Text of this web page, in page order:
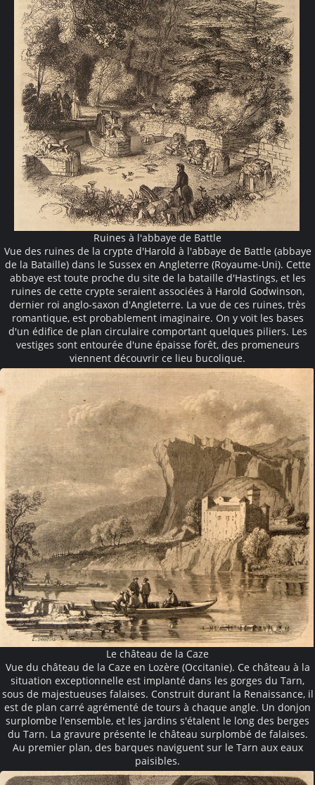
Ruines à l'abbaye de Battle
Vue des ruines de la crypte d'Harold à l'abbaye de Battle (abbaye
de la Bataille) dans le Sussex en Angleterre (Royaume-Uni). Cette
abbaye est toute proche du site de la bataille d'Hastings, et les
ruines de cette crypte seraient associées à Harold Godwinson,
dernier roi anglo-saxon d'Angleterre. La vue de ces ruines, très
romantique, est probablement imaginaire. On y voit les bases
d'un édifice de plan circulaire comportant quelques piliers. Les
vestiges sont entourée d'une épaisse forêt, des promeneurs
viennent découvrir ce lieu bucolique.
Le château de la Caze
Vue du château de la Caze en Lozère (Occitanie). Ce château à la
situation exceptionnelle est implanté dans les gorges du Tarn,
sous de majestueuses falaises. Construit durant la Renaissance, il
est de plan carré agrémenté de tours à chaque angle. Un donjon
surplombe l'ensemble, et les jardins s'étalent le long des berges
du Tarn. La gravure présente le château surplombé de falaises.
Au premier plan, des barques naviguent sur le Tarn aux eaux
paisibles.